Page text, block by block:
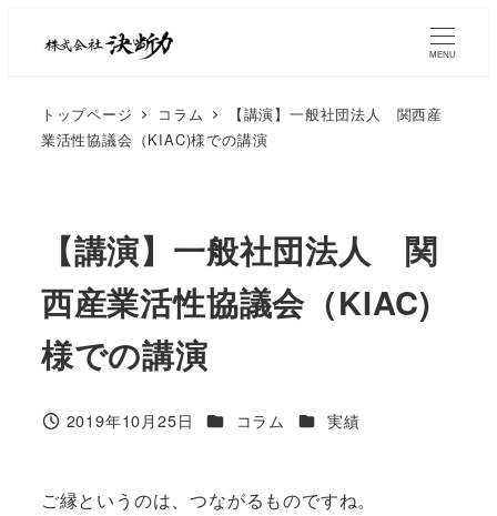
MENU
トップページ コラム
【講演】一般社団法人 関西産
業活性協議会（KIAC)様での講演
【講演】一般社団法人 関
西産業活性協議会（KIAC)
様での講演
2019年10月25日 コラム 実績
ご縁というのは、つながるものですね。